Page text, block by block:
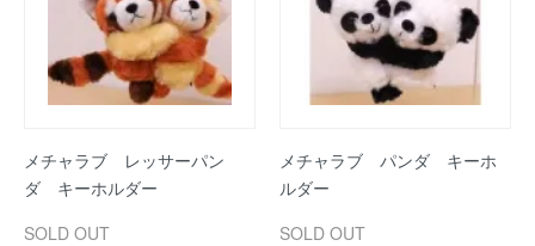
メチャラブ レッサーパン
ダ キーホルダー
SOLD OUT
メチャラブ パンダ キーホ
ルダー
SOLD OUT